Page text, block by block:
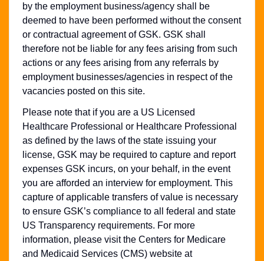
by the employment business/agency shall be
deemed to have been performed without the consent
or contractual agreement of GSK. GSK shall
therefore not be liable for any fees arising from such
actions or any fees arising from any referrals by
employment businesses/agencies in respect of the
vacancies posted on this site.
Please note that if you are a US Licensed
Healthcare Professional or Healthcare Professional
as defined by the laws of the state issuing your
license, GSK may be required to capture and report
expenses GSK incurs, on your behalf, in the event
you are afforded an interview for employment. This
capture of applicable transfers of value is necessary
to ensure GSK’s compliance to all federal and state
US Transparency requirements. For more
information, please visit the Centers for Medicare
and Medicaid Services (CMS) website at